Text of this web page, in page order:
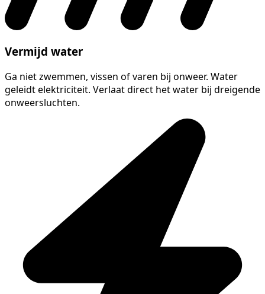
Vermijd water
Ga niet zwemmen, vissen of varen bij onweer. Water
geleidt elektriciteit. Verlaat direct het water bij dreigende
onweersluchten.